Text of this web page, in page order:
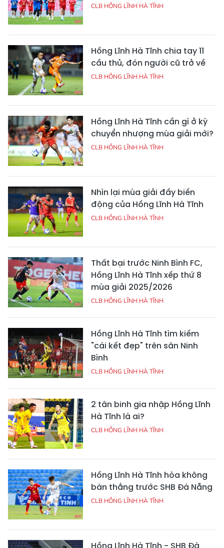
CLB HỒNG LĨNH HÀ TĨNH
Hồng Lĩnh Hà Tĩnh chia tay 11
cầu thủ, đón người cũ trở về
CLB HỒNG LĨNH HÀ TĨNH
Hồng Lĩnh Hà Tĩnh cần gì ở kỳ
chuyển nhượng mùa giải mới?
CLB HỒNG LĨNH HÀ TĨNH
Nhìn lại mùa giải đầy biến
động của Hồng Lĩnh Hà Tĩnh
CLB HỒNG LĨNH HÀ TĨNH
Thất bại trước Ninh Bình FC,
Hồng Lĩnh Hà Tĩnh xếp thứ 8
mùa giải 2025/2026
CLB HỒNG LĨNH HÀ TĨNH
Hồng Lĩnh Hà Tĩnh tìm kiếm
"cái kết đẹp" trên sân Ninh
Bình
CLB HỒNG LĨNH HÀ TĨNH
2 tân binh gia nhập Hồng Lĩnh
Hà Tĩnh là ai?
CLB HỒNG LĨNH HÀ TĨNH
Hồng Lĩnh Hà Tĩnh hòa không
bàn thắng trước SHB Đà Nẵng
CLB HỒNG LĨNH HÀ TĨNH